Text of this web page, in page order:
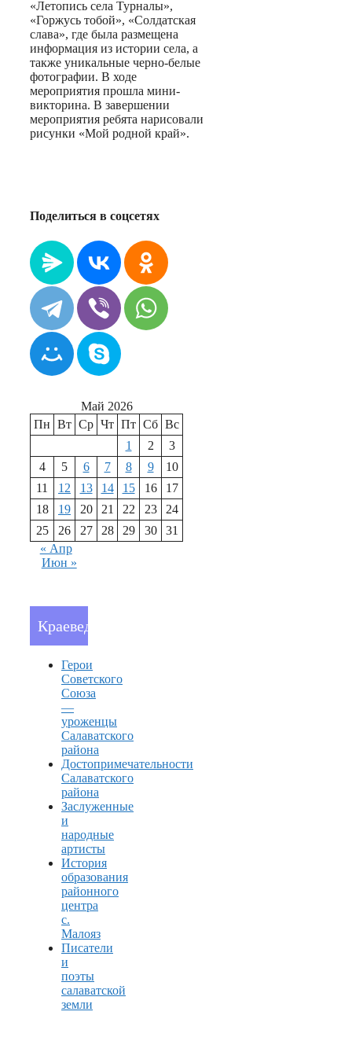
«Летопись села Турналы»,
«Горжусь тобой», «Солдатская
слава», где была размещена
информация из истории села, а
также уникальные черно-белые
фотографии. В ходе
мероприятия прошла мини-
викторина. В завершении
мероприятия ребята нарисовали
рисунки «Мой родной край».
Поделиться в соцсетях
Май 2026
Пн Вт Ср Чт Пт Сб Вс
1
2
3
4
5 6 7 8 9
10
11
12 13 14 15 16
17
18
19 20 21 22 23
24
25
26 27 28 29 30
31
« Апр
Июн »
Краеведение
Герои
Советского
Союза
—
уроженцы
Салаватского
района
Достопримечательности
Салаватского
района
Заслуженные
и
народные
артисты
История
образования
районного
центра
с.
Малояз
Писатели
и
поэты
салаватской
земли